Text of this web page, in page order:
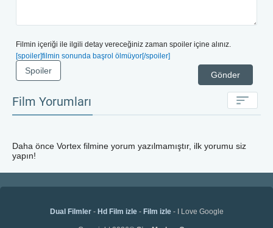
Filmin içeriği ile ilgili detay vereceğiniz zaman spoiler içine alınız.
[spoiler]filmin sonunda başrol ölmüyor[/spoiler]
Gönder
Spoiler
Film Yorumları
Daha önce Vortex filmine yorum yazılmamıştır, ilk yorumu siz
yapın!
Dual Filmler- Hd Film izle- Film izle- I Love Google